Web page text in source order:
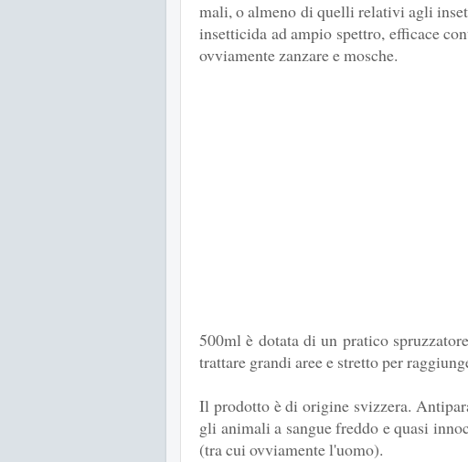
mali, o almeno di quelli relativi agli
insetticida ad ampio spettro, efficace
ovviamente zanzare e mosche.
500ml è dotata di un pratico
trattare grandi aree e stretto per
Il prodotto è di origine svizzera.
gli animali a sangue freddo e quasi
(tra cui ovviamente l'uomo).